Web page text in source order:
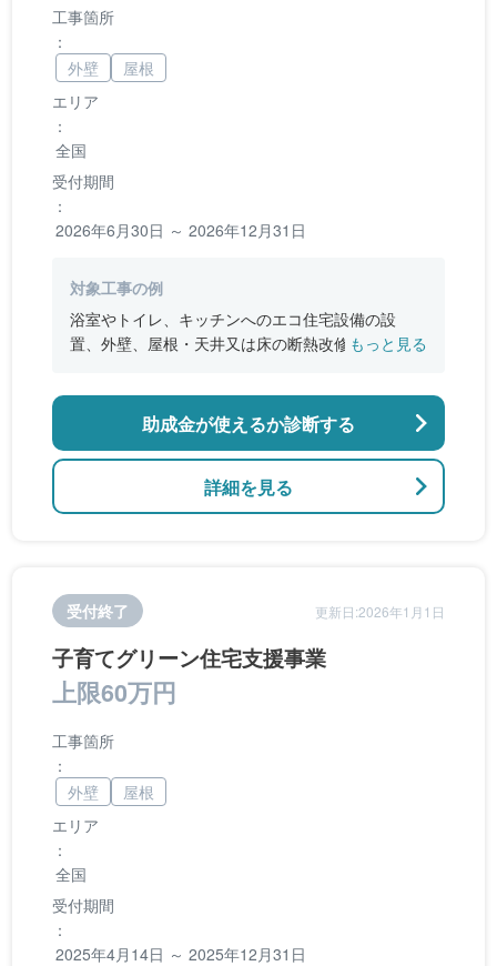
エリア
：
全国
受付期間
：
2026年6月30日 ～ 2026年12月31日
工事箇所
：
外壁
屋根
対象工事の例
浴室やトイレ、キッチンへのエコ住宅設備の設
置、外壁、屋根・天井又は床の断熱改修、窓やド
のバリアフリー改修
もっと見る
詳細を見る
助成金が使えるか診断する
受付終了 更新日:2026年1月1日
子育てグリーン住宅支援事業
上限60万円
エリア
：
全国
受付期間
：
2025年4月14日 ～ 2025年12月31日
工事箇所
：
外壁
屋根